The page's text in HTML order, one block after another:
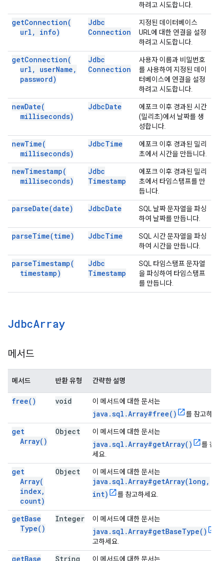
하려고 시도합니다.
getConnection(
url , info)
Jdbc
Connection
지정된 데이터베이스
URL에 대한 연결을 설정
하려고 시도합니다.
getConnection(
url , userName ,
password)
Jdbc
Connection
사용자 이름과 비밀번호
를 사용하여 지정된 데이
터베이스에 연결을 설정
하려고 시도합니다.
newDate(
milliseconds)
JdbcDate
에포크 이후 경과된 시간
(밀리초)에서 날짜를 생
성합니다.
newTime(
milliseconds)
JdbcTime
에포크 이후 경과된 밀리
초에서 시간을 만듭니다.
newTimestamp(
milliseconds)
Jdbc
Timestamp
에포크 이후 경과된 밀리
초에서 타임스탬프를 만
듭니다.
parseDate(date) JdbcDate
SQL 날짜 문자열을 파싱
하여 날짜를 만듭니다.
parseTime(time) JdbcTime
SQL 시간 문자열을 파싱
하여 시간을 만듭니다.
parseTimestamp(
timestamp)
Jdbc
Timestamp
SQL 타임스탬프 문자열
을 파싱하여 타임스탬프
를 만듭니다.
JdbcArray
메서드
메서드 반환 유형 간략한 설명
free( ) void 이 메서드에 대한 문서는
java.sql.Array#free() 를 참고하
get
Array( )
Object 이 메서드에 대한 문서는
java.sql.Array#getArray()
를 참
세요.
get
Array(
index,
count)
Object 이 메서드에 대한 문서는
java.sql.Array#getArray(long,
int)
를 참고하세요.
getBase
Type( )
Integer 이 메서드에 대한 문서는
java.sql.Array#getBaseType()
고하세요.
getBase String 이 메서드에 대한 문서는